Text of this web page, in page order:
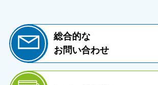
総合的な
お問い合わせ